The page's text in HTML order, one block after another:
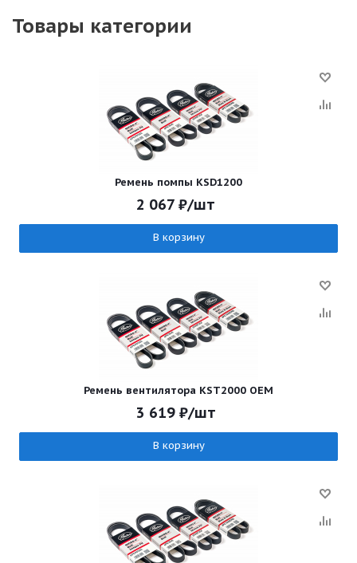
Товары категории
Ремень помпы KSD1200
2 067 ₽/шт
В корзину
Ремень вентилятора KST2000 OEM
3 619₽/шт
В корзину